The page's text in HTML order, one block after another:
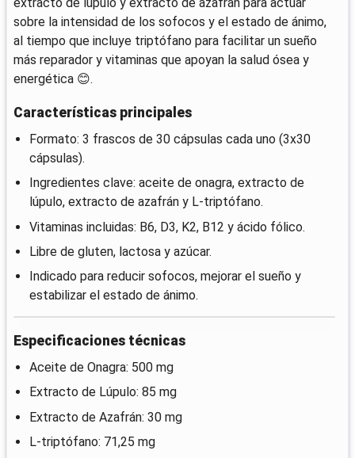
extracto de lúpulo y extracto de azafrán para actuar
sobre la intensidad de los sofocos y el estado de ánimo,
al tiempo que incluye triptófano para facilitar un sueño
más reparador y vitaminas que apoyan la salud ósea y
energética 😊.
Características principales
Formato: 3 frascos de 30 cápsulas cada uno (3x30
cápsulas).
Ingredientes clave: aceite de onagra, extracto de
lúpulo, extracto de azafrán y L-triptófano.
Vitaminas incluidas: B6, D3, K2, B12 y ácido fólico.
Libre de gluten, lactosa y azúcar.
Indicado para reducir sofocos, mejorar el sueño y
estabilizar el estado de ánimo.
Especificaciones técnicas
Aceite de Onagra: 500 mg
Extracto de Lúpulo: 85 mg
Extracto de Azafrán: 30 mg
L-triptófano: 71,25 mg